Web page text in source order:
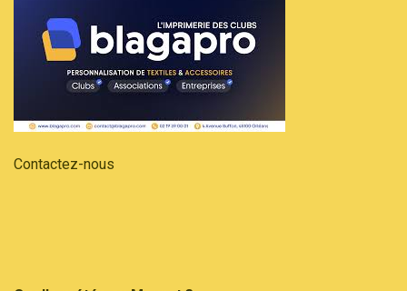
Contactez-nous